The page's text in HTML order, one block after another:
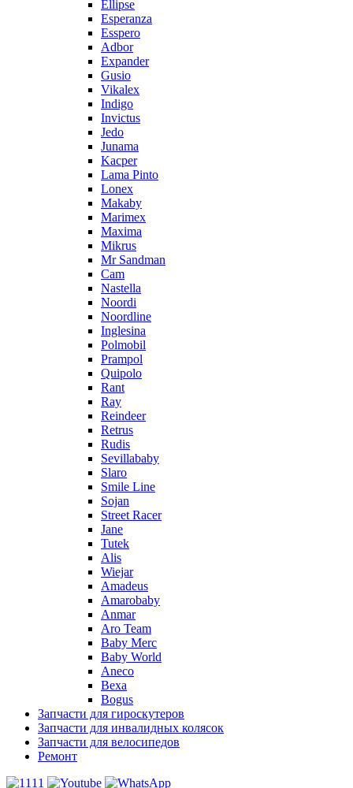
Ellipse
Esperanza
Esspero
Adbor
Expander
Gusio
Vikalex
Indigo
Invictus
Jedo
Junama
Kacper
Lama Pinto
Lonex
Makaby
Marimex
Maxima
Mikrus
Mr Sandman
Cam
Nastella
Noordi
Noordline
Inglesina
Polmobil
Prampol
Quipolo
Rant
Ray
Reindeer
Retrus
Rudis
Sevillababy
Slaro
Smile Line
Sojan
Street Racer
Jane
Tutek
Alis
Wiejar
Amadeus
Amarobaby
Anmar
Aro Team
Baby Merc
Baby World
Aneco
Bexa
Bogus
Запчасти для гироскутеров
Запчасти для инвалидных колясок
Запчасти для велосипедов
Ремонт